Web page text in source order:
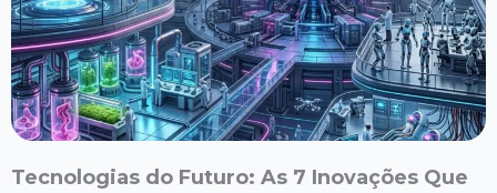
Tecnologias do Futuro: As 7 Inovações Que